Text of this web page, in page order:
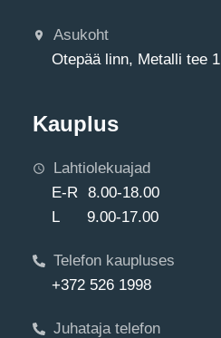
Asukoht
Otepää linn, Metalli tee 1
Kauplus
Lahtiolekuajad
E-R 8.00-18.00
L 9.00-17.00
Telefon kaupluses
+372 526 1998
Juhataja telefon